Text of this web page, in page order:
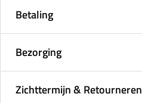
Betaling
Bezorging
Zichttermijn & Retourneren